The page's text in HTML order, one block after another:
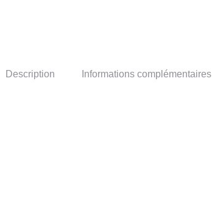
Description Informations complémentaires